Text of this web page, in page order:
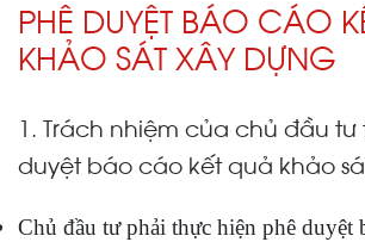
PHÊ DUYỆT BÁO CÁO
KHẢO SÁT XÂY DỰNG
1. Trách nhiệm của chủ đầu
duyệt báo cáo kết quả khảo
Chủ đầu tư phải thực hiện phê duyệt